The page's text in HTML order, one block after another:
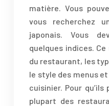
matière. Vous
vous recherchez
japonais. Vous
quelques indices.
du restaurant, les
le style des menus
cuisinier. Pour
plupart des